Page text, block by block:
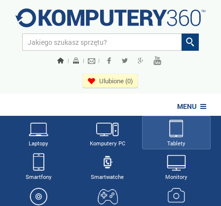
| | |
Ulubione (0)
MENU
Laptopy Komputery PC Tablety
Smartfony Smartwatche Monitory